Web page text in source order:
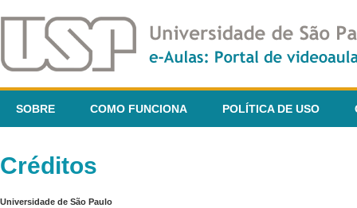
SOBRE COMO FUNCIONA POLÍTICA DE USO
Créditos
Universidade de São Paulo